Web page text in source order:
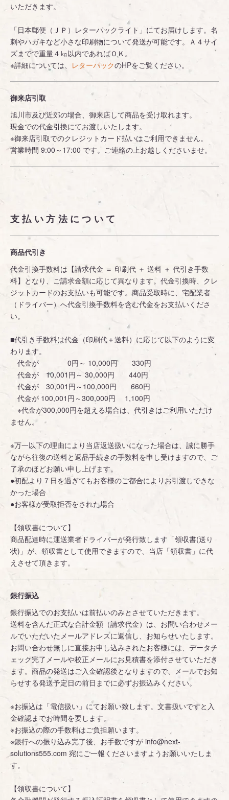
いただきます。
「日本郵便（ＪＰ）レターパックライト」にてお届けします。名
刺やハガキなど小さな印刷物について発送が可能です。Ａ４サイ
ズまでで重量４㎏以内であればＯＫ。
※詳細については、 レターパックのHPをご覧ください。
御来店引取
旭川市及び近郊の場合、御来店して商品を受け取れます。
現金での代金引換にてお渡しいたします。
※御来店引取でのクレジットカード払いはご利用できません。
営業時間 9:00～17:00 です。ご連絡の上お越しくださいませ。
支払い方法について
商品代引き
代金引換手数料は【請求代金 ＝ 印刷代 ＋ 送料 ＋ 代引き手数
料】となり、ご請求金額に応じて異なります。代金引換時、クレ
ジットカードのお支払いも可能です。商品受取時に、宅配業者
（ドライバー）へ代金引換手数料を含む代金をお支払いくださ
い。
■代引き手数料は代金（印刷代＋送料）に応じて以下のように変
わります。
代金が 0円～ 10,000円 330円
代金が 10,001円～ 30,000円 440円
代金が 30,001円～100,000円 660円
代金が 100,001円～300,000円 1,100円
※代金が300,000円を超える場合は、代引きはご利用いただけ
ません。
※万一以下の理由により当店返送扱いになった場合は、誠に勝手
ながら往復の送料と返品手続きの手数料を申し受けますので、ご
了承のほどお願い申し上げます。
●初配より７日を過ぎてもお客様のご都合によりお引渡しできな
かった場合
●お客様が受取拒否をされた場合
【領収書について】
商品配達時に運送業者ドライバーが発行致します「領収書(送り
状)」が、領収書として使用できますので、当店「領収書」に代
えさせて頂きます。
銀行振込
銀行振込でのお支払いは前払いのみとさせていただきます。
送料を含んだ正式な合計金額（請求代金）は、お問い合わせメー
ルでいただいたメールアドレスに返信し、お知らせいたします。
お問い合わせ無しに直接お申し込みされたお客様には、データチ
ェック完了メールや校正メールにお見積書を添付させていただき
ます。商品の発送はご入金確認後となりますので、メールでお知
らせする発送予定日の前日までに必ずお振込みください。
※お振込は「電信扱い」にてお願い致します。文書扱いですと入
金確認までお時間を要します。
※お振込の際の手数料はご負担願います。
※銀行への振り込み完了後、お手数ですが info@next-
solutions555.com 宛にご一報くださいますようお願いいたしま
す。
【領収書について】